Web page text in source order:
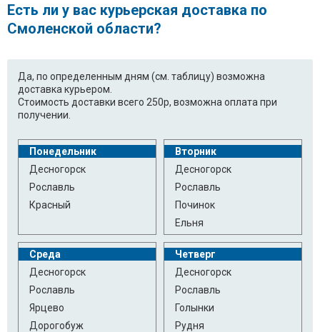
Есть ли у вас курьерская доставка по
Смоленской области?
Да, по определенным дням (см. таблицу) возможна
доставка курьером.
Стоимость доставки всего 250р, возможна оплата при
получении.
Понедельник
Десногорск
Рославль
Красный
Вторник
Десногорск
Рославль
Починок
Ельня
Среда
Десногорск
Рославль
Ярцево
Дорогобуж
Четверг
Десногорск
Рославль
Голынки
Рудня